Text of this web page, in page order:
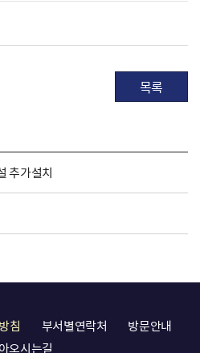
목록
추가설치
침 부서별연락처
방문안내
오시는길